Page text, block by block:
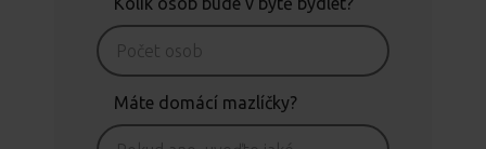
Máte domácí mazlíčky?